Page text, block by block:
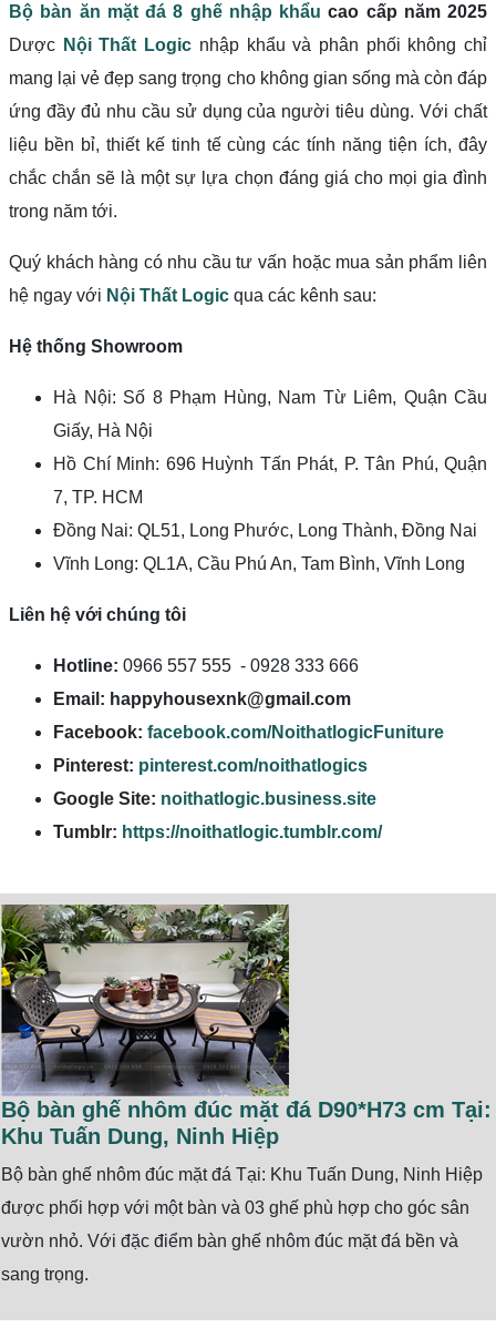
Bộ bàn ăn mặt đá 8 ghế nhập khẩu cao cấp năm 2025
Dược Nội Thất Logic nhập khẩu và phân phối không chỉ
mang lại vẻ đẹp sang trọng cho không gian sống mà còn đáp
ứng đầy đủ nhu cầu sử dụng của người tiêu dùng. Với chất
liệu bền bỉ, thiết kế tinh tế cùng các tính năng tiện ích, đây
chắc chắn sẽ là một sự lựa chọn đáng giá cho mọi gia đình
trong năm tới.
Quý khách hàng có nhu cầu tư vấn hoặc mua sản phẩm liên
hệ ngay với Nội Thất Logic qua các kênh sau:
Hệ thống Showroom
Hà Nội: Số 8 Phạm Hùng, Nam Từ Liêm, Quận Cầu
Giấy, Hà Nội
Hồ Chí Minh: 696 Huỳnh Tấn Phát, P. Tân Phú, Quận
7, TP. HCM
Đồng Nai: QL51, Long Phước, Long Thành, Đồng Nai
Vĩnh Long: QL1A, Cầu Phú An, Tam Bình, Vĩnh Long
Liên hệ với chúng tôi
Hotline: 0966 557 555 - 0928 333 666
Email: happyhousexnk@gmail.com
Facebook: facebook.com/NoithatlogicFuniture
Pinterest: pinterest.com/noithatlogics
Google Site: noithatlogic.business.site
Tumblr: https://noithatlogic.tumblr.com/
Bộ bàn ghế nhôm đúc mặt đá D90*H73 cm Tại:
Khu Tuấn Dung, Ninh Hiệp
Bộ bàn ghế nhôm đúc mặt đá Tại: Khu Tuấn Dung, Ninh Hiệp
được phối hợp với một bàn và 03 ghế phù hợp cho góc sân
vườn nhỏ. Với đặc điểm bàn ghế nhôm đúc mặt đá bền và
sang trọng.